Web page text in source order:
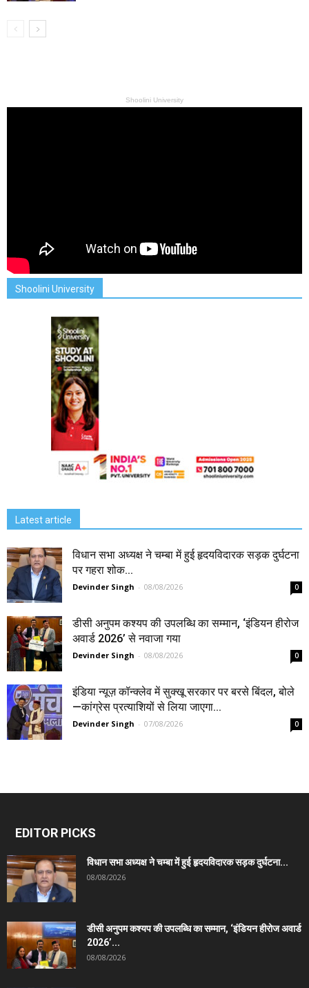
Shoolini University
Shoolini University
Latest article
विधान सभा अध्यक्ष ने चम्बा में हुई हृदयविदारक सड़क दुर्घटना
पर गहरा शोक...
Devinder Singh - 08/08/2026 0
डीसी अनुपम कश्यप की उपलब्धि का सम्मान, ‘इंडियन हीरोज
अवार्ड 2026’ से नवाजा गया
Devinder Singh - 08/08/2026 0
इंडिया न्यूज़ कॉन्क्लेव में सुक्खू सरकार पर बरसे बिंदल, बोले
—कांग्रेस प्रत्याशियों से लिया जाएगा...
Devinder Singh - 07/08/2026 0
EDITOR PICKS
विधान सभा अध्यक्ष ने चम्बा में हुई हृदयविदारक सड़क दुर्घटना...
08/08/2026
डीसी अनुपम कश्यप की उपलब्धि का सम्मान, ‘इंडियन हीरोज अवार्ड
2026’...
08/08/2026